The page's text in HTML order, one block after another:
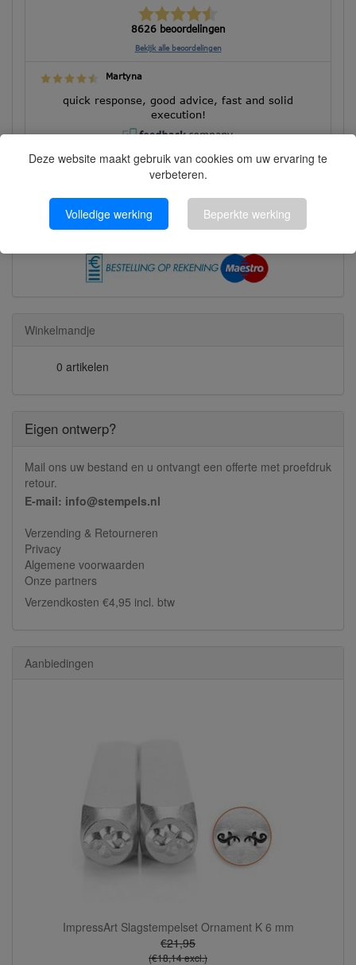
Deze website maakt gebruik van cookies om uw ervaring te
verbeteren.
Volledige werking Beperkte werking
8626 beoordelingen
Bekijk alle beoordelingen
Martyna
quick response, good advice, fast and solid
execution!
Winkelmandje
0 artikelen
Eigen ontwerp?
Mail ons uw bestand en u ontvangt een offerte met proefdruk
retour.
E-mail: info@stempels.nl
Verzending & Retourneren
Privacy
Algemene voorwaarden
Onze partners
Verzendkosten €4,95 incl. btw
Aanbiedingen
ImpressArt Slagstempelset Ornament K 6 mm
€21,95
(€18,14 excl.)